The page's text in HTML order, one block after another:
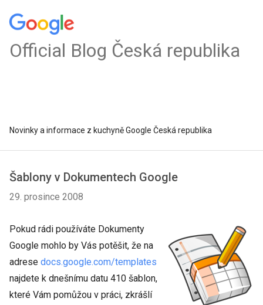
Official Blog Česká republika
Novinky a informace z kuchyně Google Česká republika
Šablony v Dokumentech Google
29. prosince 2008
Pokud rádi používáte Dokumenty
Google mohlo by Vás potěšit, že na
adrese docs.google.com/templates
najdete k dnešnímu datu 410 šablon,
které Vám pomůžou v práci, zkrášlí